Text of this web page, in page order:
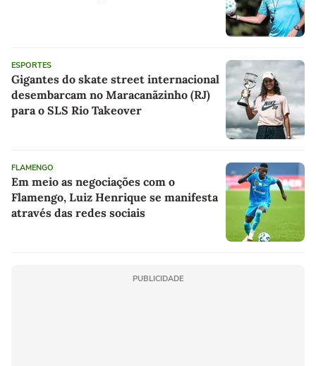
ESPORTES
Gigantes do skate street internacional
desembarcam no Maracanãzinho (RJ)
para o SLS Rio Takeover
FLAMENGO
Em meio as negociações com o
Flamengo, Luiz Henrique se manifesta
através das redes sociais
PUBLICIDADE